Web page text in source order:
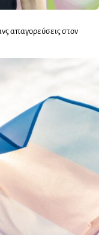
απαγορεύσεις στον